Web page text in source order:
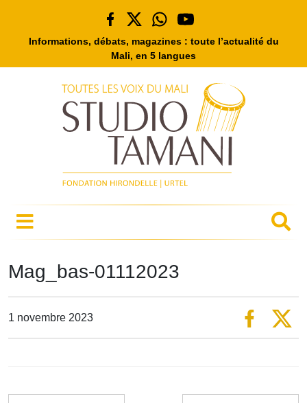
Informations, débats, magazines : toute l’actualité du
Mali, en 5 langues
Mag_bas-01112023
1 novembre 2023